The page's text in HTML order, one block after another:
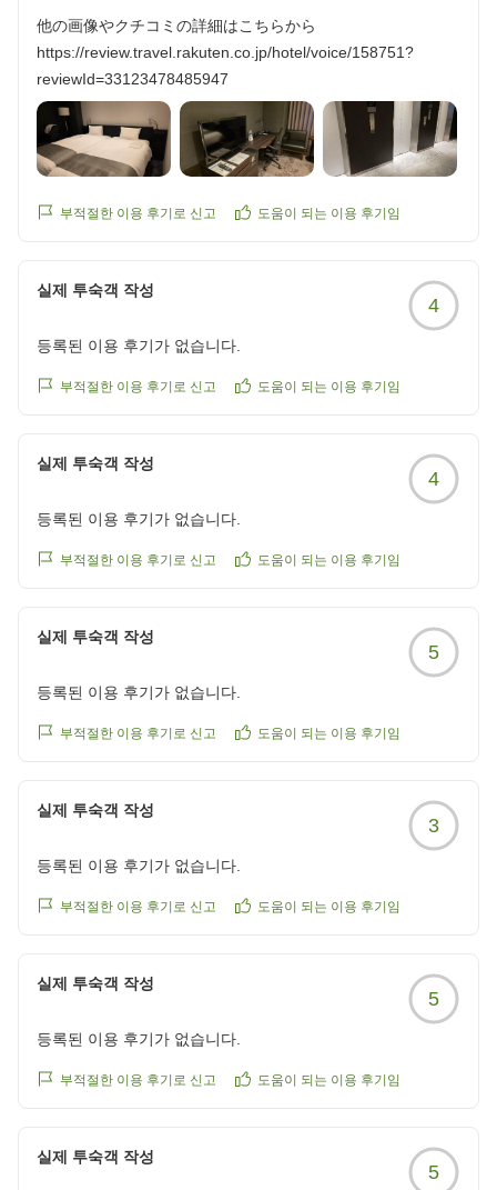
他の画像やクチコミの詳細はこちらから
https://review.travel.rakuten.co.jp/hotel/voice/158751?
reviewId=33123478485947
부적절한 이용 후기로 신고 도움이 되는 이용 후기임
실제 투숙객 작성
4
등록된 이용 후기가 없습니다.
부적절한 이용 후기로 신고 도움이 되는 이용 후기임
실제 투숙객 작성
4
등록된 이용 후기가 없습니다.
부적절한 이용 후기로 신고 도움이 되는 이용 후기임
실제 투숙객 작성
5
등록된 이용 후기가 없습니다.
부적절한 이용 후기로 신고 도움이 되는 이용 후기임
실제 투숙객 작성
3
등록된 이용 후기가 없습니다.
부적절한 이용 후기로 신고 도움이 되는 이용 후기임
실제 투숙객 작성
5
등록된 이용 후기가 없습니다.
부적절한 이용 후기로 신고 도움이 되는 이용 후기임
실제 투숙객 작성
5